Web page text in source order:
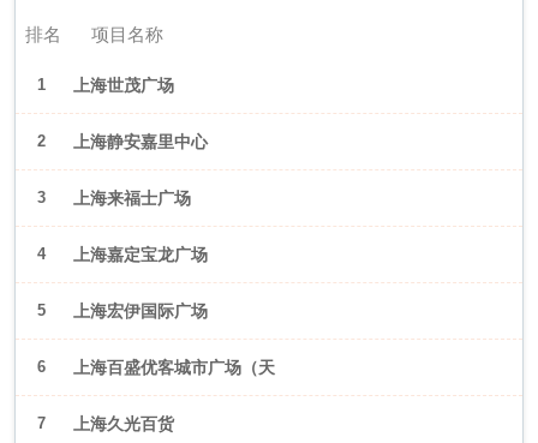
排名 项目名称
1 上海世茂广场
2 上海静安嘉里中心
3 上海来福士广场
4 上海嘉定宝龙广场
5 上海宏伊国际广场
6 上海百盛优客城市广场（天
山店）
7 上海久光百货